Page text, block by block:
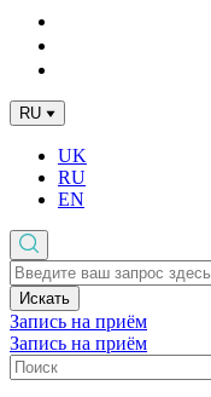
RU
UK
RU
EN
Искать
Запись на приём
Запись на приём